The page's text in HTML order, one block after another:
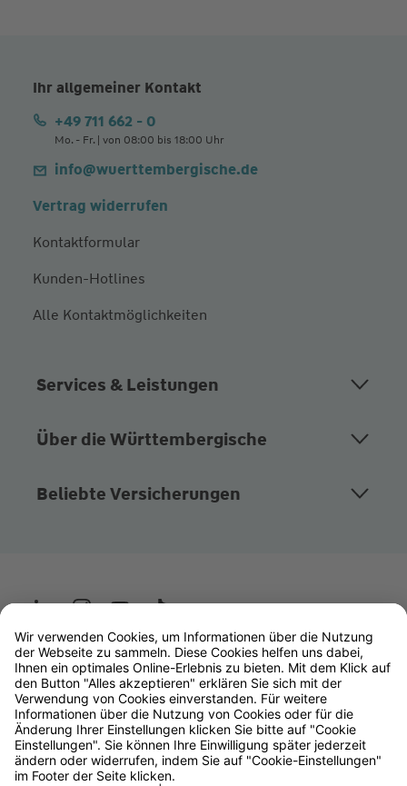
Ihr allgemeiner Kontakt
+49 711 662 - 0
Mo. - Fr. | von 08:00 bis 18:00 Uhr
info@wuerttembergische.de
Vertrag widerrufen
Kontaktformular
Kunden-Hotlines
Alle Kontaktmöglichkeiten
Services & Leistungen
Über die Württembergische
Beliebte Versicherungen
Wüstenrot
W&W Gruppe
OLB Bank
Makler
Impressum